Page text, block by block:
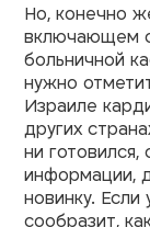
Но, конечно
включающем
больничной
нужно
Израиле
других
ни
информации,
новинку.
сообразит,